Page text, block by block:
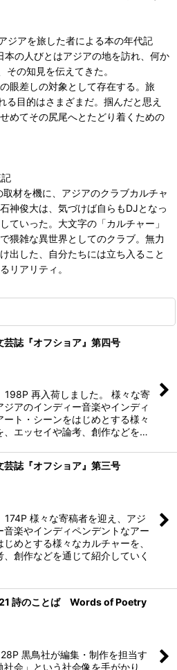
ジアを旅した者による本の年代記
本の人びとはアジアの地を訪れ、何か
の知見を伝えてきた。
眼差しの対象として存在する。旅
る目的はさまざまだ。掴んだと思え
めてその尻尾へとたどり着くための
材を機に、アジアのクラブカルチャ
神俊大は、気づけば自らもDJとなっ
ていった。大文字の「カルチャー」
猥雑な異世界としてのクラブ。無力
出した、自分たちには立ち入ること
リアリティ。
芸誌『オフショア』第四号
再入荷しました。 様々な寄
ジアのインディー音楽やインディ
ート・シーンをはじめとする様々
、エッセイや論考、創作などを…
芸誌『オフショア』第三号
様々な寄稿者を迎え、アジ
音楽やインディペンデントなアー
じめとする様々なカルチャーを、
、創作などを通じて紹介していく
詩のことば Words of Poetry
黒鳥社が編集・制作を担当す
社会」という社会像を手がかり